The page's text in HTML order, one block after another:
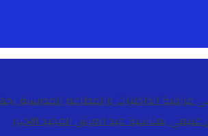
غنيمي بمناسبة عيد العرش المجيدالاخبار